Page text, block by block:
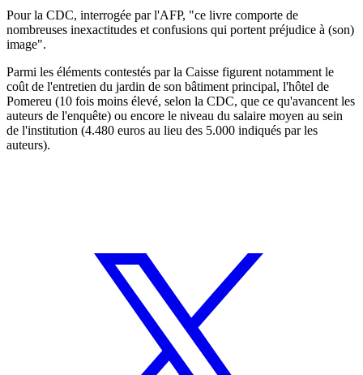
Pour la CDC, interrogée par l'AFP, "ce livre comporte de
nombreuses inexactitudes et confusions qui portent préjudice à (son)
image".
Parmi les éléments contestés par la Caisse figurent notamment le
coût de l'entretien du jardin de son bâtiment principal, l'hôtel de
Pomereu (10 fois moins élevé, selon la CDC, que ce qu'avancent les
auteurs de l'enquête) ou encore le niveau du salaire moyen au sein
de l'institution (4.480 euros au lieu des 5.000 indiqués par les
auteurs).